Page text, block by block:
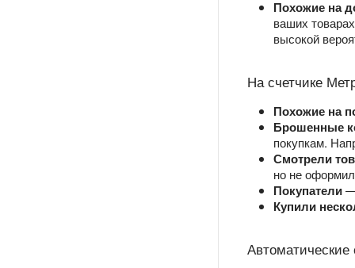
Похожие на
ваших
высокой
На счетчике
Похожие на
Брошенные
покупкам.
Смотрели
но не
Покупатели—
Купили
Автоматические